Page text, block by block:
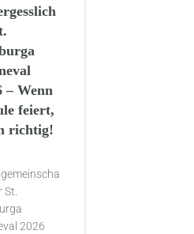
– Wenn
feiert,
richtig!
St.
2026